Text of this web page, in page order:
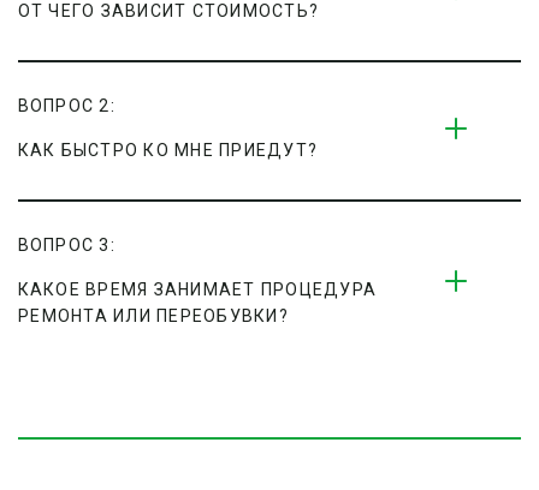
ОТ ЧЕГО ЗАВИСИТ СТОИМОСТЬ?
ВОПРОС 2:
КАК БЫСТРО КО МНЕ ПРИЕДУТ?
ВОПРОС 3:
КАКОЕ ВРЕМЯ ЗАНИМАЕТ ПРОЦЕДУРА
РЕМОНТА ИЛИ ПЕРЕОБУВКИ?